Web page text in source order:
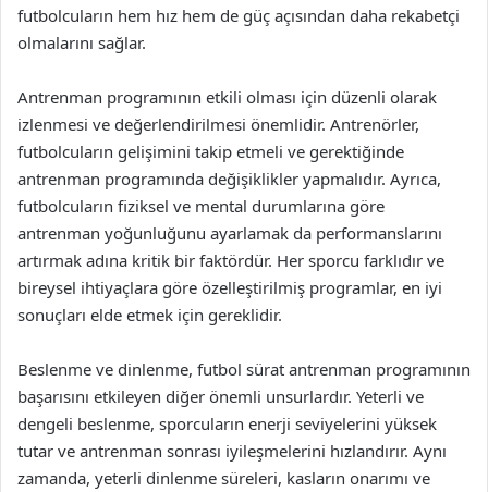
futbolcuların hem hız hem de güç açısından daha rekabetçi
olmalarını sağlar.
Antrenman programının etkili olması için düzenli olarak
izlenmesi ve değerlendirilmesi önemlidir. Antrenörler,
futbolcuların gelişimini takip etmeli ve gerektiğinde
antrenman programında değişiklikler yapmalıdır. Ayrıca,
futbolcuların fiziksel ve mental durumlarına göre
antrenman yoğunluğunu ayarlamak da performanslarını
artırmak adına kritik bir faktördür. Her sporcu farklıdır ve
bireysel ihtiyaçlara göre özelleştirilmiş programlar, en iyi
sonuçları elde etmek için gereklidir.
Beslenme ve dinlenme, futbol sürat antrenman programının
başarısını etkileyen diğer önemli unsurlardır. Yeterli ve
dengeli beslenme, sporcuların enerji seviyelerini yüksek
tutar ve antrenman sonrası iyileşmelerini hızlandırır. Aynı
zamanda, yeterli dinlenme süreleri, kasların onarımı ve